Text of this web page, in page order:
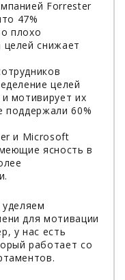
Forrester
47%
плохо
целей снижает
целей
мотивирует их
поддержали 60%
и Microsoft
ясность в
для мотивации
у нас есть
работает со